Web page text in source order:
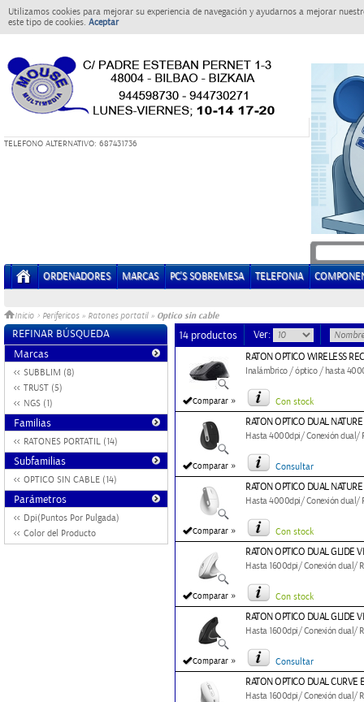
Utilizamos cookies para mejorar su experiencia de navegación y ayudarnos a mejorar
este tipo de cookies. Aceptar
TELEFONO ALTERNATIVO: 687431736
ORDENADORES MARCAS PC'S SOBREMESA TELEFONIA
Inicio > Perifericos » Ratones portatil» Optico sin cable
REFINAR BÚSQUEDA
Marcas
SUBBLIM (8)
TRUST (5)
NGS (1)
Familias
RATONES PORTATIL (14)
Subfamilias
OPTICO SIN CABLE (14)
Parámetros
Dpi(Puntos Por Pulgada)
Color del Producto
14 productos Ver:
Comparar »
RATON OPTICO WIRELESS
Inalámbrico / óptico / hasta
Con stock
Comparar »
RATON OPTICO DUAL
Hasta 4000dpi/ Conexión dual/
Consultar
Comparar »
RATON OPTICO DUAL
Hasta 4000dpi/ Conexión dual/
Con stock
Comparar »
RATON OPTICO DUAL GLIDE
Hasta 1600dpi/ Conexión dual/
Con stock
Comparar »
RATON OPTICO DUAL GLIDE
Hasta 1600dpi/ Conexión dual/
Consultar
RATON OPTICO DUAL CURVE
Hasta 1600dpi/ Conexión dual/